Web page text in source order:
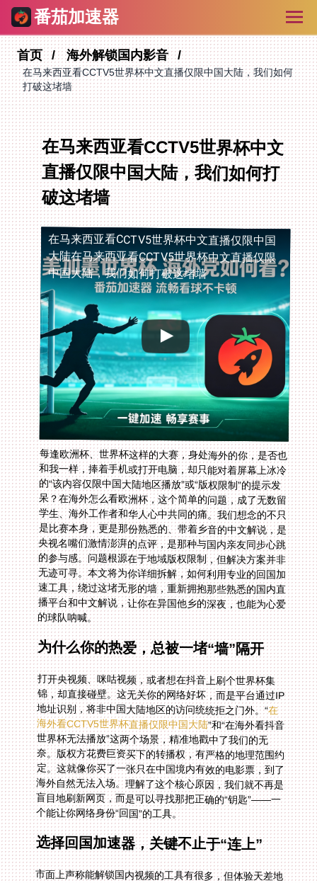
番茄加速器
首页 海外解锁国内影音
在马来西亚看CCTV5世界杯中文直播仅限中国大陆，我们如何
打破这堵墙
在马来西亚看CCTV5世界杯中文
直播仅限中国大陆，我们如何打
破这堵墙
在马来西亚看CCTV5世界杯中文直播仅限中国
大陆在马来西亚看CCTV5世界杯中文直播仅限
中国大陆，我们如何打破这堵墙
每逢欧洲杯、世界杯这样的大赛，身处海外的你，是否也
和我一样，捧着手机或打开电脑，却只能对着屏幕上冰冷
的“该内容仅限中国大陆地区播放”或“版权限制”的提示发
呆？在海外怎么看欧洲杯，这个简单的问题，成了无数留
学生、海外工作者和华人心中共同的痛。我们想念的不只
是比赛本身，更是那份熟悉的、带着乡音的中文解说，是
央视名嘴们激情澎湃的点评，是那种与国内亲友同步心跳
的参与感。问题根源在于地域版权限制，但解决方案并非
无迹可寻。本文将为你详细拆解，如何利用专业的回国加
速工具，绕过这堵无形的墙，重新拥抱那些熟悉的国内直
播平台和中文解说，让你在异国他乡的深夜，也能为心爱
的球队呐喊。
为什么你的热爱，总被一堵“墙”隔开
打开央视频、咪咕视频，或者想在抖音上刷个世界杯集
锦，却直接碰壁。这无关你的网络好坏，而是平台通过IP
地址识别，将非中国大陆地区的访问统统拒之门外。“在
海外看CCTV5世界杯直播仅限中国大陆”和“在海外看抖音
世界杯无法播放”这两个场景，精准地戳中了我们的无
奈。版权方花费巨资买下的转播权，有严格的地理范围约
定。这就像你买了一张只在中国境内有效的电影票，到了
海外自然无法入场。理解了这个核心原因，我们就不再是
盲目地刷新网页，而是可以寻找那把正确的“钥匙”——一
个能让你网络身份“回国”的工具。
选择回国加速器，关键不止于“连上”
市面上声称能解锁国内视频的工具有很多，但体验天差地
别。看球赛，尤其是世界杯、NBA季后赛这种关键时刻，
卡顿、掉线、画质模糊任何一点都足以让人崩溃。因此，
选择一个靠谱的回国加速器，你需要关注几个超越基础连